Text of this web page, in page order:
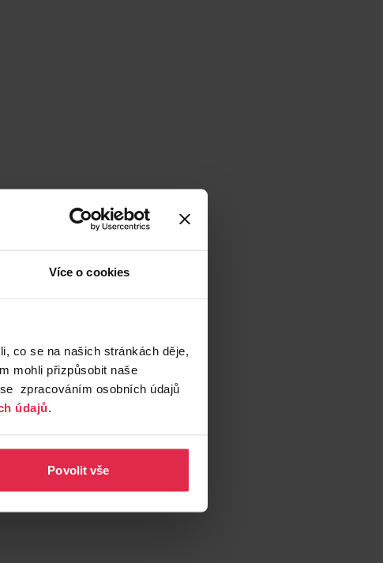
Více o cookies
co se na našich stránkách děje,
mohli přizpůsobit naše
zpracováním osobních údajů
údajů.
Povolit vše